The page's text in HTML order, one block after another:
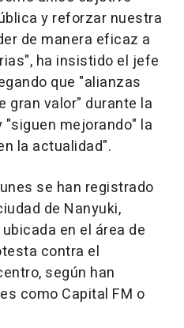
y reforzar nuestra
de manera eficaz a
ha insistido el jefe
que "alianzas
gran valor" durante la
"siguen mejorando" la
la actualidad".
se han registrado
de Nanyuki,
en el área de
contra el
según han
como Capital FM o